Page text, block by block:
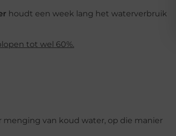
houdt een week lang het waterverbruik
tot wel 60%.
van koud water, op die manier